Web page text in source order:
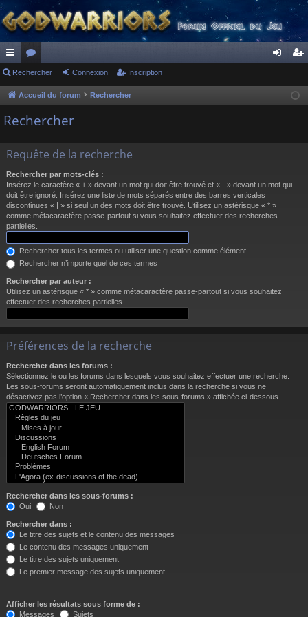
ac
co
ur
s
or
u
m
cri
Rechercher Connexion Inscription
Accueil du forum Rechercher
Rechercher
Requête de la recherche
Rechercher par mots-clés :
Insérez le caractère « + » devant un mot qui doit être trouvé et « - » devant un mot qui
doit être ignoré. Insérez une liste de mots séparés entre des barres verticales
discontinues « | » si seul un des mots doit être trouvé. Utilisez un astérisque « * »
comme métacaractère passe-partout si vous souhaitez effectuer des recherches
partielles.
Rechercher tous les termes ou utiliser une question comme élément
Rechercher n’importe quel de ces termes
Rechercher par auteur :
Utilisez un astérisque « * » comme métacaractère passe-partout si vous souhaitez
effectuer des recherches partielles.
Préférences de la recherche
Rechercher dans les forums :
Sélectionnez le ou les forums dans lesquels vous souhaitez effectuer une recherche.
Les sous-forums seront automatiquement inclus dans la recherche si vous ne
désactivez pas l’option « Rechercher dans les sous-forums » affichée ci-dessous.
Rechercher dans les sous-forums :
Oui
Non
Rechercher dans :
Le titre des sujets et le contenu des messages
Le contenu des messages uniquement
Le titre des sujets uniquement
Le premier message des sujets uniquement
Afficher les résultats sous forme de :
Messages
Sujets